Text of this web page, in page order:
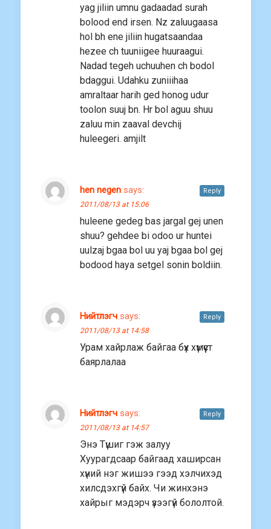
yag jiliin umnu gadaadad surah
bolood end irsen. Nz zaluugaasa
hol bh ene jiliin hugatsaandaa
hezee ch tuuniigee huuraagui.
Nadad tegeh uchuuhen ch bodol
bdaggui. Udahku zuniiihaa
amraltaar harih ged honog udur
toolon suuj bn. Hr bol aguu shuu
zaluu min zaaval devchij
huleegeri. amjilt
hen negen says:
2011/08/13 at 15:06
huleene gedeg bas jargal gej unen
shuu? gehdee bi odoo ur huntei
uulzaj bgaa bol uu yaj bgaa bol gej
bodood haya setgel sonin boldiin.
Reply
Нийтлэгч says:
2011/08/13 at 14:58
Урам хайрлаж байгаа бүх хүмүүст
баярлалаа
Reply
Нийтлэгч says:
2011/08/13 at 14:57
Энэ Түшиг гэж залуу
Хуурагдсаар байгаад хаширсан
хүний нэг жишээ гээд хэлчихэд
хилсдэхгүй байх. Чи жинхэнэ
хайрыг мэдэрч үзээгүй бололтой.
Reply